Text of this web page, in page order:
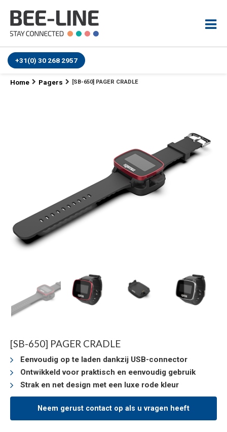
+31(0) 30 268 2957
Home Pagers [SB-650] PAGER CRADLE
[SB-650] PAGER CRADLE
Eenvoudig op te laden dankzij USB-connector
Ontwikkeld voor praktisch en eenvoudig gebruik
Strak en net design met een luxe rode kleur
Neem gerust contact op als u vragen heeft